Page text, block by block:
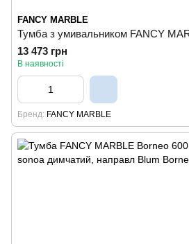
FANCY MARBLE
Тумба з умивальником FANCY
13 473 грн
В наявності
Бренд FANCY MARBLE